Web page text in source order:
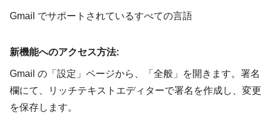
Gmail でサポートされているすべての言語
新機能へのアクセス方法:
Gmail の「設定」ページから、「全般」を開きます。署名
欄にて、リッチテキストエディターで署名を作成し、変更
を保存します。